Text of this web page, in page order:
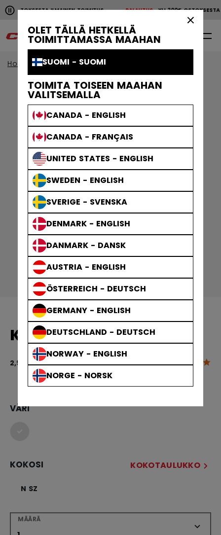
OLET TÄLLÄ HETKELLÄ
TOIMITTAMASSA MAAHAN
SUOMI - SUOMI
TOIMITA TOISEEN MAAHAN
VALITSEMALLA
CANADA - ENGLISH
CANADA - FRANÇAIS
UNITED STATES - ENGLISH
SWEDEN - ENGLISH
SVERIGE - SVENSKA
DENMARK - ENGLISH
DANMARK - DANSK
AUSTRIA - ENGLISH
ÖSTERREICH - DEUTSCH
GERMANY - ENGLISH
DEUTSCHLAND - DEUTSCH
NORWAY - ENGLISH
NORGE - NORSK
Pause the horizontal scroll animation.
OSTOKSESTA ILMAINEN TOIMITUSPALAUTUS YLI 200€
YLI 200€ OSTOKSESTA ILMAINEN TOIMITUS
Home Jääkiekkotarvikkeet
KIEKKO GAME SV.FED SR
2,90 € 3,7 out of 5
VÄRI
KOKOSI KOKOTAULUKKO
N SZ
MÄÄRÄ